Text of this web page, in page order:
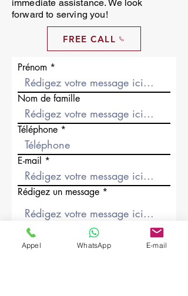
immediate assistance. We look
forward to serving you!
FREE CALL
Prénom
Nom de famille
Téléphone
E-mail
Rédigez un message
Société
Appel WhatsApp E-mail